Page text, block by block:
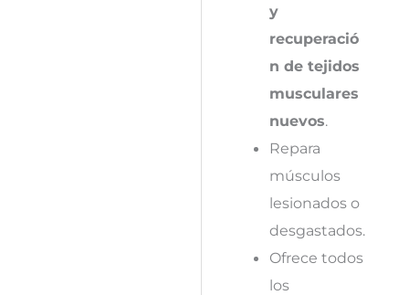
y
recuperació
n de tejidos
musculares
nuevos.
Repara
músculos
lesionados o
desgastados.
Ofrece todos
los